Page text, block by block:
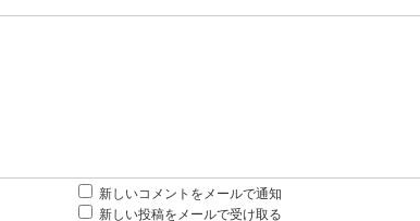
新しいコメントをメールで通知
新しい投稿をメールで受け取る